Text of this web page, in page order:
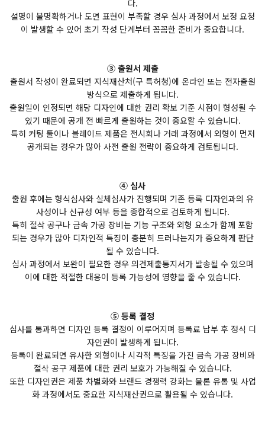
다.
설명이 불명확하거나 도면 표현이 부족할 경우 심사 과정에서 보정 요청
이 발생할 수 있어 초기 작성 단계부터 꼼꼼한 준비가 중요합니다.
③ 출원서 제출
출원서 작성이 완료되면 지식재산처(구 특허청)에 온라인 또는 전자출원
방식으로 제출하게 됩니다.
출원일이 인정되면 해당 디자인에 대한 권리 확보 기준 시점이 형성될 수
있기 때문에 공개 전 빠르게 출원하는 것이 중요할 수 있습니다.
특히 커팅 툴이나 블레이드 제품은 전시회나 거래 과정에서 외형이 먼저
공개되는 경우가 많아 사전 출원 전략이 중요하게 검토됩니다.
④ 심사
출원 후에는 형식심사와 실체심사가 진행되며 기존 등록 디자인과의 유
사성이나 신규성 여부 등을 종합적으로 검토하게 됩니다.
특히 절삭 공구나 금속 가공 장비는 기능 구조와 외형 요소가 함께 포함
되는 경우가 많아 디자인적 특징이 충분히 드러나는지가 중요하게 판단
될 수 있습니다.
심사 과정에서 보완이 필요한 경우 의견제출통지서가 발송될 수 있으며
이에 대한 적절한 대응이 등록 가능성에 영향을 줄 수 있습니다.
⑤ 등록 결정
심사를 통과하면 디자인 등록 결정이 이루어지며 등록료 납부 후 정식 디
자인권이 발생하게 됩니다.
등록이 완료되면 유사한 외형이나 시각적 특징을 가진 금속 가공 장비와
절삭 공구 제품에 대한 권리 보호가 가능해질 수 있습니다.
또한 디자인권은 제품 차별화와 브랜드 경쟁력 강화는 물론 유통 및 사업
화 과정에서도 중요한 지식재산권으로 활용될 수 있습니다.